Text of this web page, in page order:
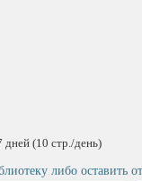
дней (10 стр./день)
либо оставить